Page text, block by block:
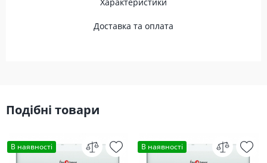
Доставка та оплата
Подібні товари
В наявності В наявності